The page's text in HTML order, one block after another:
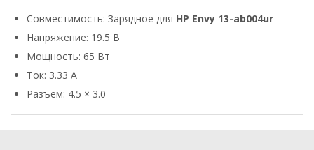
Совместимость: Зарядное для HP Envy 13-ab004ur
Напряжение: 19.5 В
Мощность: 65 Вт
Ток: 3.33 А
Разъем: 4.5 × 3.0